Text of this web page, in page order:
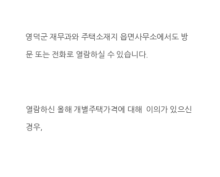
영덕군 재무과와 주택소재지 읍면사무소에서도 방
문 또는 전화로 열람하실 수 있습니다.
열람하신 올해 개별주택가격에 대해 이의가 있으신
경우,